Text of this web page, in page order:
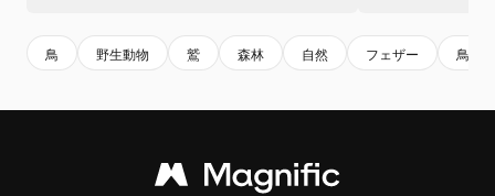
鳥 野生動物 鷲 森林 自然 フェザー 鳥の羽